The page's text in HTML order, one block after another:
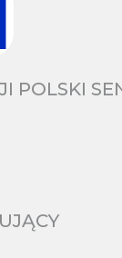
POLSKI